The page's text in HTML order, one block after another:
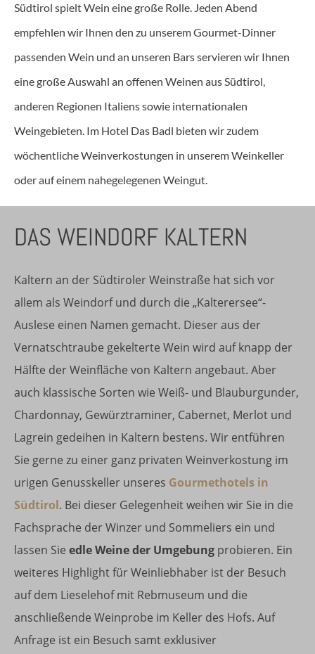
Südtirol spielt Wein eine große Rolle. Jeden Abend
empfehlen wir Ihnen den zu unserem Gourmet-Dinner
passenden Wein und an unseren Bars servieren wir Ihnen
eine große Auswahl an offenen Weinen aus Südtirol,
anderen Regionen Italiens sowie internationalen
Weingebieten. Im Hotel Das Badl bieten wir zudem
wöchentliche Weinverkostungen in unserem Weinkeller
oder auf einem nahegelegenen Weingut.
DAS WEINDORF KALTERN
Kaltern an der Südtiroler Weinstraße hat sich vor
allem als Weindorf und durch die „Kalterersee“-
Auslese einen Namen gemacht. Dieser aus der
Vernatschtraube gekelterte Wein wird auf knapp der
Hälfte der Weinfläche von Kaltern angebaut. Aber
auch klassische Sorten wie Weiß- und Blauburgunder,
Chardonnay, Gewürztraminer, Cabernet, Merlot und
Lagrein gedeihen in Kaltern bestens. Wir entführen
Sie gerne zu einer ganz privaten Weinverkostung im
urigen Genusskeller unseres Gourmethotels in
Südtirol. Bei dieser Gelegenheit weihen wir Sie in die
Fachsprache der Winzer und Sommeliers ein und
lassen Sie edle Weine der Umgebung probieren. Ein
weiteres Highlight für Weinliebhaber ist der Besuch
auf dem Lieselehof mit Rebmuseum und die
anschließende Weinprobe im Keller des Hofs. Auf
Anfrage ist ein Besuch samt exklusiver